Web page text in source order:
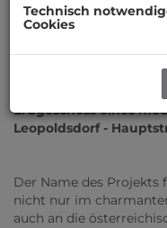
Beschreibung
Zum Verkauf gelangt
Zimmer Wohnung
Erdgeschoss eines
Leopoldsdorf -
Der Name des Projekts
nicht nur im
auch an die
Technisch
Cookies